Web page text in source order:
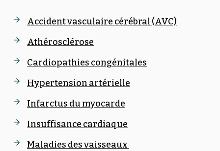
Accident vasculaire cérébral (AVC)
Athérosclérose
Cardiopathies congénitales
Hypertension artérielle
Infarctus du myocarde
Insuffisance cardiaque
Maladies des vaisseaux